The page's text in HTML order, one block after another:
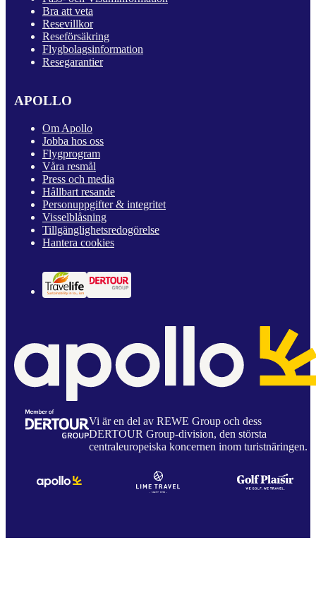
Bra att veta
Resevillkor
Reseförsäkring
Flygbolagsinformation
Resegarantier
APOLLO
Om Apollo
Jobba hos oss
Flygprogram
Våra resmål
Press och media
Hållbart resande
Personuppgifter & integritet
Visselblåsning
Tillgänglighetsredogörelse
Hantera cookies
Vi är en del av REWE Group och dess
DERTOUR Group-division, den största
centraleuropeiska koncernen inom turistnäringen.